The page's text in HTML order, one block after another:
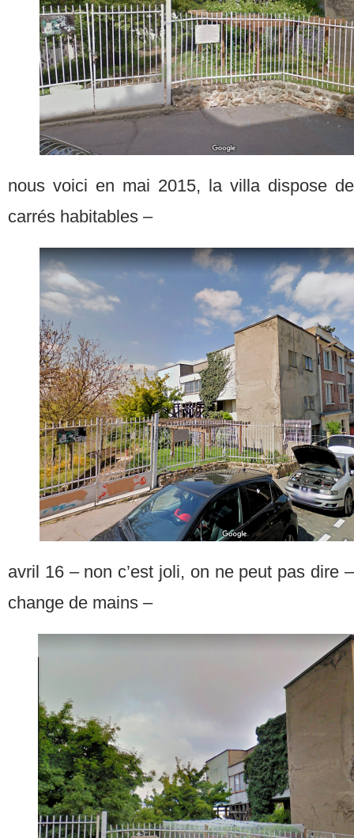
nous voici en mai 2015, la villa dispose
carrés habitables –
avril 16 – non c’est joli, on ne peut pas dire
change de mains –